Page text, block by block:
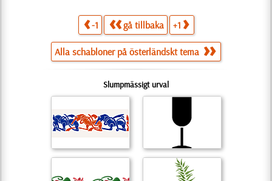
-1 gå tillbaka +1
Alla schabloner på österländskt tema
Slumpmässigt urval